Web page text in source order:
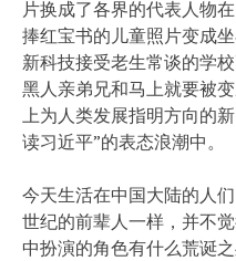
片换成了各界的代表人物
捧红宝书的儿童照片变成
新科技接受老生常谈的学
黑人亲弟兄和马上就要被
上为人类发展指明方向的
读习近平”的表态浪潮中。
今天生活在中国大陆的人
世纪的前辈人一样，并不
中扮演的角色有什么荒诞